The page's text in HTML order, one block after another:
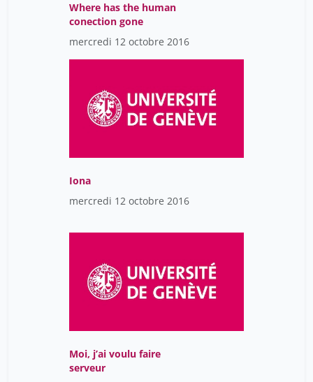
Where has the human
conection gone
mercredi 12 octobre 2016
Iona
mercredi 12 octobre 2016
Moi, j’ai voulu faire
serveur